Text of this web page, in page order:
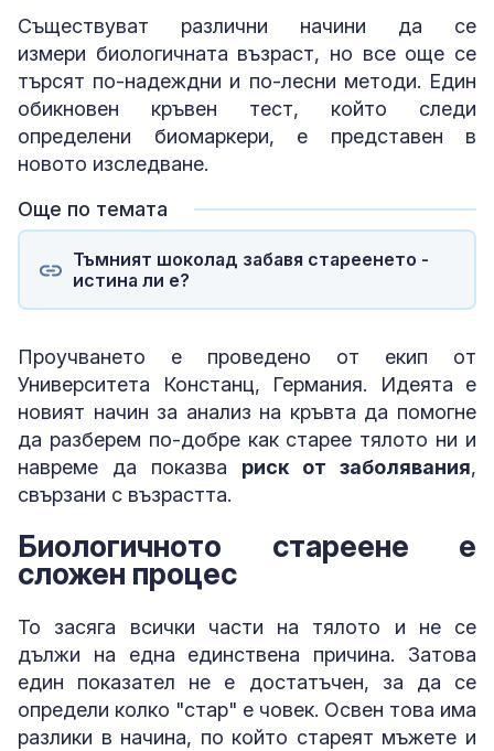
Съществуват различни начини да се
измери биологичната възраст, но все още се
търсят по-надеждни и по-лесни методи. Един
обикновен кръвен тест, който следи
определени биомаркери, е представен в
новото изследване.
Още по темата
Тъмният шоколад забавя стареенето -
истина ли е?
Проучването е проведено от екип от
Университета Констанц, Германия. Идеята е
новият начин за анализ на кръвта да помогне
да разберем по-добре как старее тялото ни и
навреме да показва риск от заболявания,
свързани с възрастта.
Биологичното стареене е
сложен процес
То засяга всички части на тялото и не се
дължи на една единствена причина. Затова
един показател не е достатъчен, за да се
определи колко "стар" е човек. Освен това има
разлики в начина, по който стареят мъжете и